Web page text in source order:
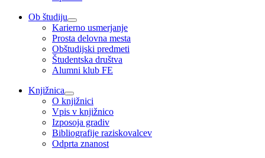
Ob študiju
Karierno usmerjanje
Prosta delovna mesta
Obštudijski predmeti
Študentska društva
Alumni klub FE
Knjižnica
O knjižnici
Vpis v knjižnico
Izposoja gradiv
Bibliografije raziskovalcev
Odprta znanost